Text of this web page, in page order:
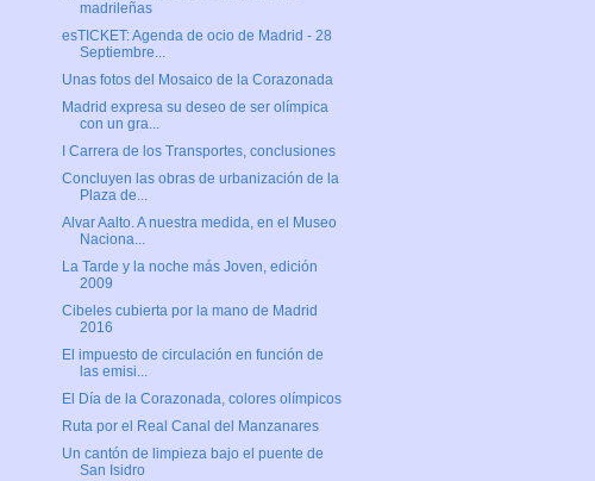
madrileñas
esTICKET: Agenda de ocio de Madrid - 28
Septiembre...
Unas fotos del Mosaico de la Corazonada
Madrid expresa su deseo de ser olímpica
con un gra...
I Carrera de los Transportes, conclusiones
Concluyen las obras de urbanización de la
Plaza de...
Alvar Aalto. A nuestra medida, en el Museo
Naciona...
La Tarde y la noche más Joven, edición
2009
Cibeles cubierta por la mano de Madrid
2016
El impuesto de circulación en función de
las emisi...
El Día de la Corazonada, colores olímpicos
Ruta por el Real Canal del Manzanares
Un cantón de limpieza bajo el puente de
San Isidro